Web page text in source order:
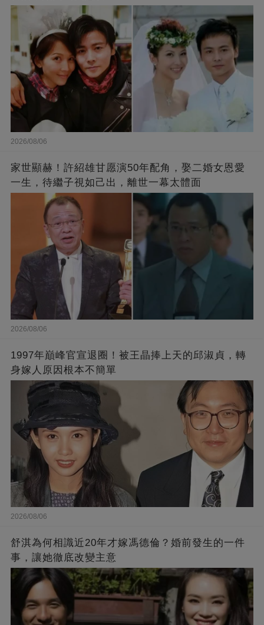
2026/08/06
家世顯赫！許紹雄甘愿演50年配角，娶二婚女恩愛
一生，待繼子視如己出，離世一幕太體面
2026/08/06
1997年巔峰官宣退圈！被王晶捧上天的邱淑貞，轉
身嫁人原因根本不簡單
2026/08/06
舒淇為何相識近20年才嫁馮德倫？婚前發生的一件
事，讓她徹底改變主意